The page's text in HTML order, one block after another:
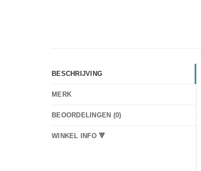
BESCHRIJVING
MERK
BEOORDELINGEN (0)
WINKEL INFO 🔻